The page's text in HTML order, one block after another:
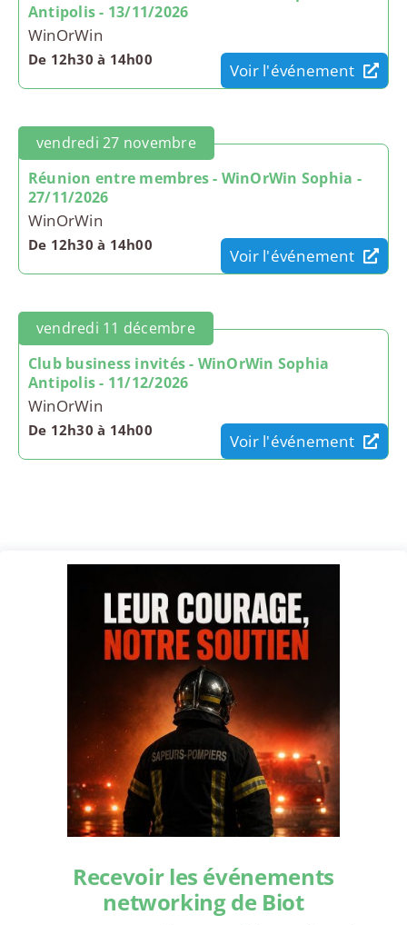
Antipolis - 13/11/2026
WinOrWin
De 12h30 à 14h00
Voir l'événement
vendredi 27 novembre
Réunion entre membres - WinOrWin Sophia -
27/11/2026
WinOrWin
De 12h30 à 14h00
Voir l'événement
vendredi 11 décembre
Club business invités - WinOrWin Sophia
Antipolis - 11/12/2026
WinOrWin
De 12h30 à 14h00
Voir l'événement
Recevoir les événements
networking de Biot